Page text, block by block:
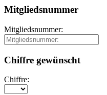
Mitgliedsnummer
Mitgliedsnummer:
Chiffre gewünscht
Chiffre: